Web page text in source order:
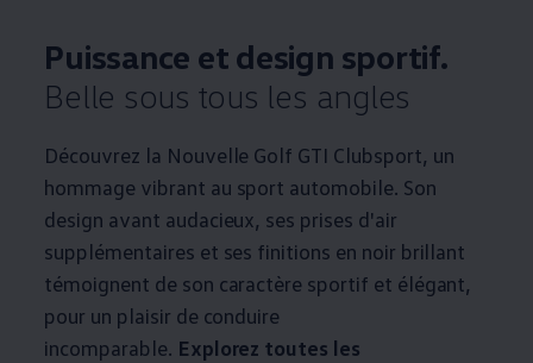
Puissance et design sportif.
Belle sous tous les angles
Découvrez la Nouvelle Golf GTI Clubsport, un
hommage vibrant au sport automobile. Son
design avant audacieux, ses prises d'air
supplémentaires et ses finitions en noir brillant
témoignent de son caractère sportif et élégant,
pour un plaisir de conduire
incomparable. Explorez toutes les